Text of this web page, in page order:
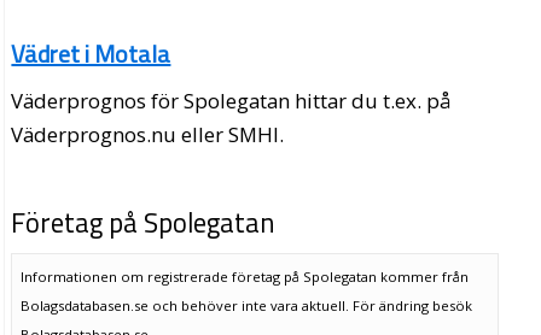
Vädret i Motala
Väderprognos för Spolegatan hittar du t.ex. på
Väderprognos.nu eller SMHI.
Företag på Spolegatan
Informationen om registrerade företag på Spolegatan kommer från
Bolagsdatabasen.se och behöver inte vara aktuell. För ändring besök